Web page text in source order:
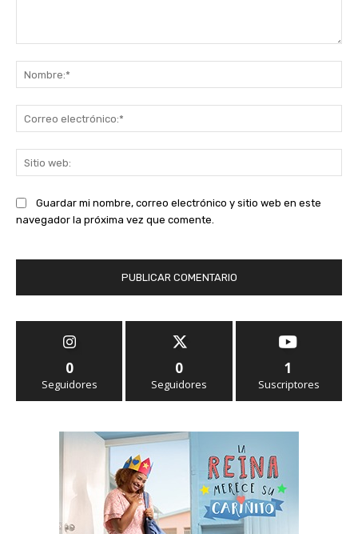
Guardar mi nombre, correo electrónico y sitio web en este
navegador la próxima vez que comente.
0
Seguidores
0
Seguidores
1
Suscriptores